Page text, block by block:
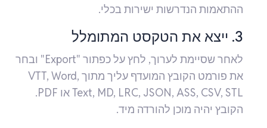
ההתאמות הנדרשות ישירות בכלי.
3. ייצא את הטקסט המתומלל
לאחר שסיימת לערוך, לחץ על כפתור "Export" ובחר
את פורמט הקובץ המועדף עליך מתוך VTT, Word,
Text, MD, LRC, JSON, ASS, CSV, STL או PDF.
הקובץ יהיה מוכן להורדה מיד.